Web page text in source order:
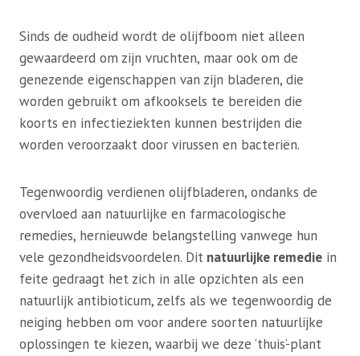
Sinds de oudheid wordt de olijfboom niet alleen
gewaardeerd om zijn vruchten, maar ook om de
genezende eigenschappen van zijn bladeren, die
worden gebruikt om afkooksels te bereiden die
koorts en infectieziekten kunnen bestrijden die
worden veroorzaakt door virussen en bacteriën.
Tegenwoordig verdienen olijfbladeren, ondanks de
overvloed aan natuurlijke en farmacologische
remedies, hernieuwde belangstelling vanwege hun
vele gezondheidsvoordelen. Dit natuurlijke remedie in
feite gedraagt ​​het zich in alle opzichten als een
natuurlijk antibioticum, zelfs als we tegenwoordig de
neiging hebben om voor andere soorten natuurlijke
oplossingen te kiezen, waarbij we deze ’thuis’-plant